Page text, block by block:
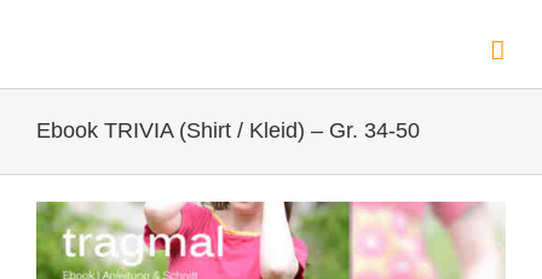
springen
Ebook TRIVIA (Shirt / Kleid) – Gr. 34-50